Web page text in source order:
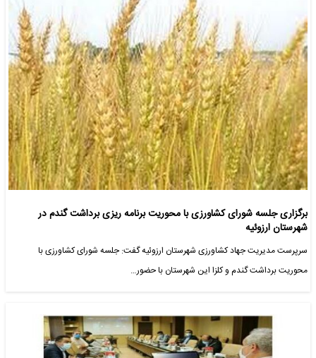
برگزاری جلسه شورای کشاورزی با محوریت برنامه ریزی برداشت گندم در
شهرستان ارزوئیه
سرپرست مدیریت جهاد کشاورزی شهرستان ارزوئیه گفت: جلسه شورای کشاورزی با
محوریت برداشت گندم و کلزا این شهرستان با حضور…